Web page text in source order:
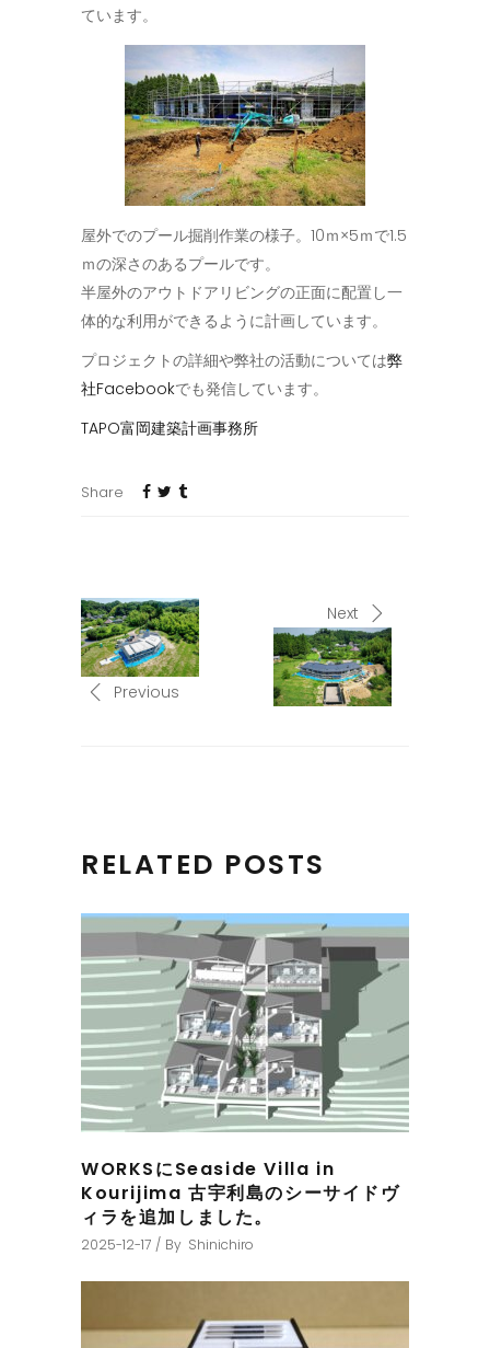
ています。
屋外でのプール掘削作業の様子。10ｍ×5ｍで1.5
ｍの深さのあるプールです。
半屋外のアウトドアリビングの正面に配置し一
体的な利用ができるように計画しています。
プロジェクトの詳細や弊社の活動については弊
社Facebookでも発信しています。
TAPO富岡建築計画事務所
Share
Previous
Next
RELATED POSTS
WORKSにSeaside Villa in
Kourijima 古宇利島のシーサイドヴ
ィラを追加しました。
2025-12-17 By Shinichiro